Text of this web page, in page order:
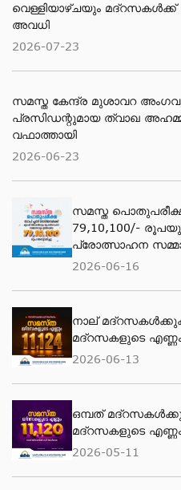
വെള്ളിയാഴ്ചയും മദ്റസകള്‍ക്ക്
അവധി
2026-07-23
സമസ്ത കേന്ദ്ര മുശാവറ
പ്രസിഡന്റുമായ ത്വാഖ
വഫാത്തായി
2026-06-23
സമസ്ത
79,10,100/-
പ്രോത്സാഹന
2026-06-16
നാല്
മദ്‌റസകളുടെ
2026-06-13
ഒമ്പത്
മദ്റസകളുടെ
2026-05-11